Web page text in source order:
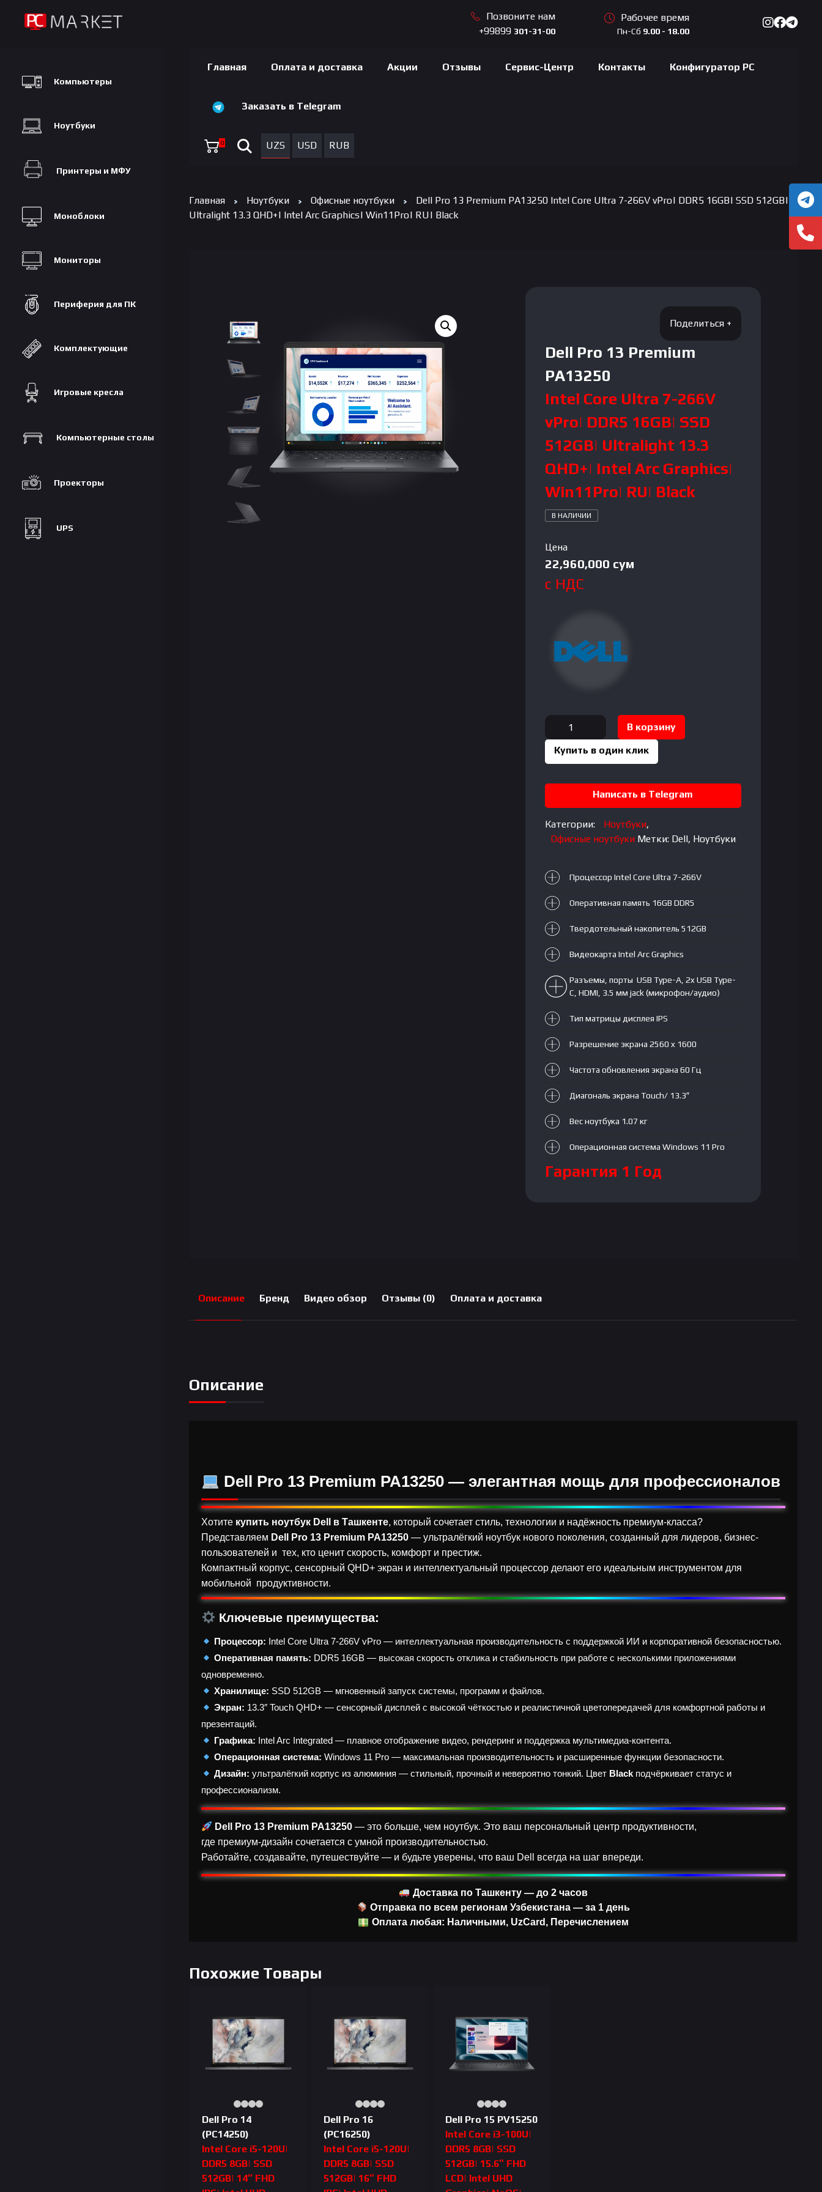
Позвоните нам
+99899 301-31-00
Рабочее время
Пн-Сб 9.00 - 18.00
Компьютеры
Ноутбуки
Принтеры и МФУ
Моноблоки
Мониторы
Периферия для ПК
Комплектующие
Игровые кресла
Компьютерные столы
Проекторы
UPS
Главная Оплата и доставка Акции Отзывы Сервис-Центр Контакты Конфигуратор PC
Заказать в Telegram
0 UZS USD RUB
Главная Ноутбуки Офисные ноутбуки
Dell Pro 13 Premium PA13250 Intel Core Ultra 7-266V vPro| DDR5 16GB| SSD 512GB|
Ultralight 13.3 QHD+| Intel Arc Graphics| Win11Pro| RU| Black
Dell Pro 13 Premium
PA13250
Intel Core Ultra 7-266V
vPro| DDR5 16GB| SSD
512GB| Ultralight 13.3
QHD+| Intel Arc Graphics|
Win11Pro| RU| Black
В НАЛИЧИИ
Цена
22,960,000 сум
с НДС
Количество
товара
Dell
Pro
PA13250
Intel
Core
7-
266V
vPro|
DDR5
16GB|
512GB|
13.3
QHD+|
Intel
Arc
Graphics|
RU|
Black
В корзину
Купить в один клик
Написать в Telegram
Категории: Ноутбуки,
Офисные ноутбуки Метки: Dell, Ноутбуки
Процессор Intel Core Ultra 7-266V
Оперативная память 16GB DDR5
Твердотельный накопитель 512GB
Видеокарта Intel Arc Graphics
Разъемы, порты USB Type-A, 2x USB Type-
C, HDMI, 3.5 мм jack (микрофон/аудио)
Тип матрицы дисплея IPS
Разрешение экрана 2560 x 1600
Частота обновления экрана 60 Гц
Диагональ экрана Touch/ 13.3″
Вес ноутбука 1.07 кг
Операционная система Windows 11 Pro
Гарантия 1 Год
Описание Бренд Видео обзор Отзывы (0) Оплата и доставка
Описание
Dell Pro 13 Premium PA13250 — элегантная мощь для профессионалов
Хотите купить ноутбук Dell в Ташкенте, который сочетает стиль, технологии и надёжность премиум-класса?
Представляем Dell Pro 13 Premium PA13250 — ультралёгкий ноутбук нового поколения, созданный для лидеров, бизнес-
пользователей и тех, кто ценит скорость, комфорт и престиж.
Компактный корпус, сенсорный QHD+ экран и интеллектуальный процессор делают его идеальным инструментом для
мобильной продуктивности.
Ключевые преимущества:
Процессор: Intel Core Ultra 7-266V vPro — интеллектуальная производительность с поддержкой ИИ и корпоративной безопасностью.
Оперативная память: DDR5 16GB — высокая скорость отклика и стабильность при работе с несколькими приложениями
одновременно.
Хранилище: SSD 512GB — мгновенный запуск системы, программ и файлов.
Экран: 13.3″ Touch QHD+ — сенсорный дисплей с высокой чёткостью и реалистичной цветопередачей для комфортной работы и
презентаций.
Графика: Intel Arc Integrated — плавное отображение видео, рендеринг и поддержка мультимедиа-контента.
Операционная система: Windows 11 Pro — максимальная производительность и расширенные функции безопасности.
Дизайн: ультралёгкий корпус из алюминия — стильный, прочный и невероятно тонкий. Цвет Black подчёркивает статус и
профессионализм.
Dell Pro 13 Premium PA13250 — это больше, чем ноутбук. Это ваш персональный центр продуктивности,
где премиум-дизайн сочетается с умной производительностью.
Работайте, создавайте, путешествуйте — и будьте уверены, что ваш Dell всегда на шаг впереди.
Доставка по Ташкенту — до 2 часов
Отправка по всем регионам Узбекистана — за 1 день
Оплата любая: Наличными, UzCard, Перечислением
Похожие Товары
Dell Pro 14
(PC14250)
Intel Core i5-120U|
DDR5 8GB| SSD
512GB| 14″ FHD
Dell Pro 16
(PC16250)
Intel Core i5-120U|
DDR5 8GB| SSD
512GB| 16″ FHD
Dell Pro 15 PV15250
Intel Core i3-100U|
DDR5 8GB| SSD
512GB| 15.6″ FHD
LCD| Intel UHD